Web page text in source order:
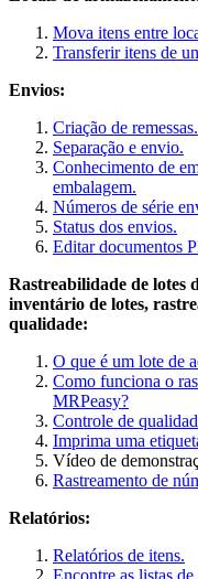
Mova itens entre
Transferir itens de
Envios:
Criação de remessas.
Separação e envio.
Conhecimento de
embalagem.
Números de série
Status dos envios.
Editar documentos
Rastreabilidade de lotes
inventário de lotes,
qualidade:
O que é um lote de
Como funciona o
MRPeasy?
Controle de
Imprima uma
Vídeo de
Rastreamento de
Relatórios:
Relatórios de itens.
Encontre as listas